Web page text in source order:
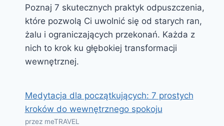
Poznaj 7 skutecznych praktyk odpuszczenia,
które pozwolą Ci uwolnić się od starych ran,
żalu i ograniczających przekonań. Każda z
nich to krok ku głębokiej transformacji
wewnętrznej.
Medytacja dla początkujących: 7 prostych
kroków do wewnętrznego spokoju
przez meTRAVEL